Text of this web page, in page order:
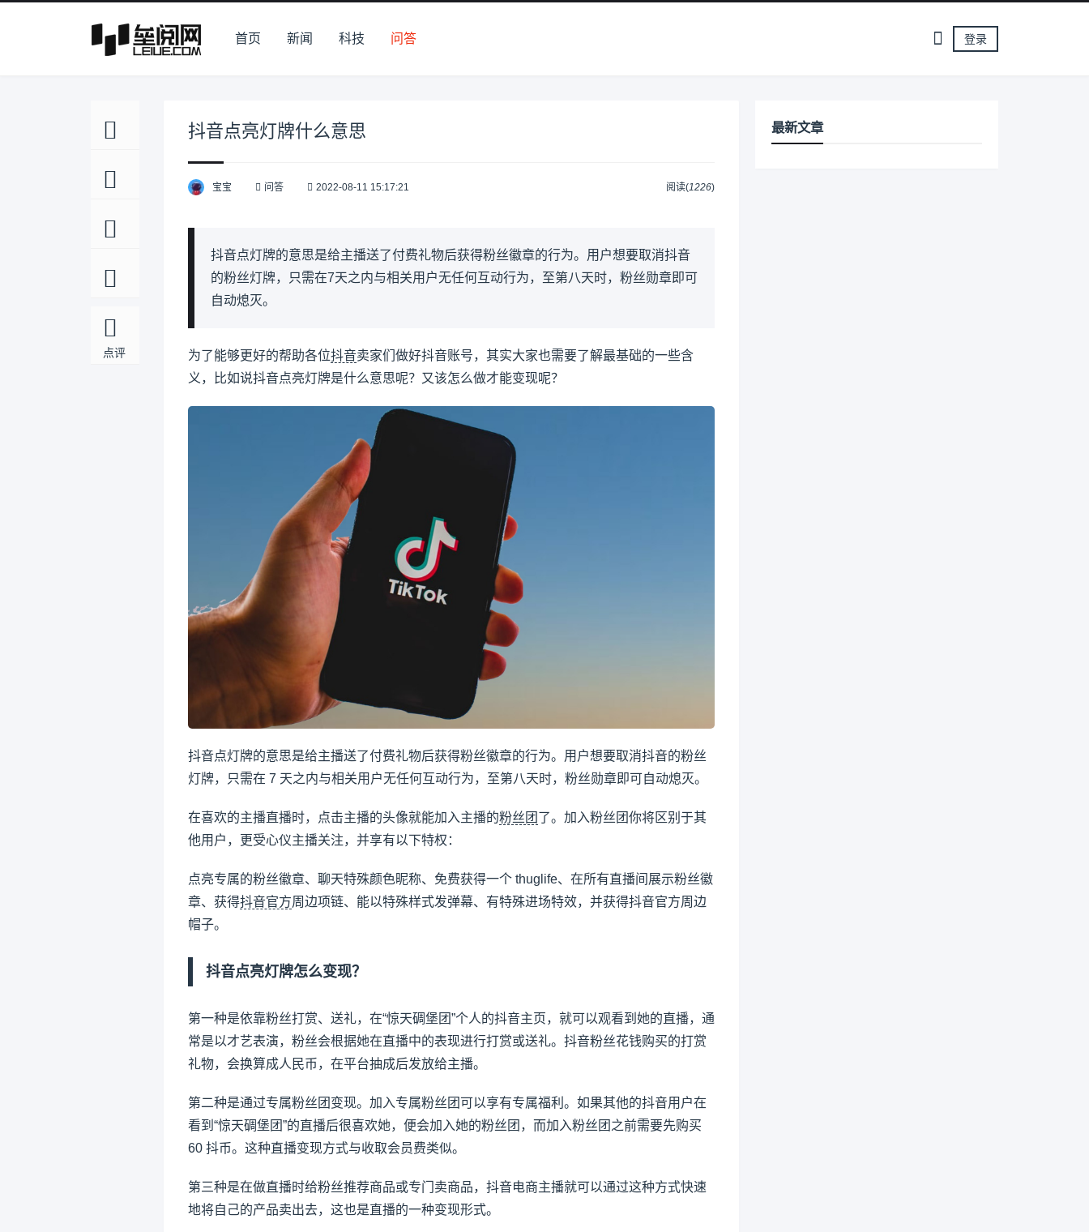
首页 新闻 科技 问答 登录
点评
抖音点亮灯牌什么意思
宝宝 问答 2022-08-11 15:17:21 阅读(1226)
抖音点灯牌的意思是给主播送了付费礼物后获得粉丝徽章的行为。用户想要取消抖音
的粉丝灯牌，只需在7天之内与相关用户无任何互动行为，至第八天时，粉丝勋章即可
自动熄灭。
为了能够更好的帮助各位抖音卖家们做好抖音账号，其实大家也需要了解最基础的一些含
义，比如说抖音点亮灯牌是什么意思呢？又该怎么做才能变现呢？
抖音点灯牌的意思是给主播送了付费礼物后获得粉丝徽章的行为。用户想要取消抖音的粉丝
灯牌，只需在 7 天之内与相关用户无任何互动行为，至第八天时，粉丝勋章即可自动熄灭。
在喜欢的主播直播时，点击主播的头像就能加入主播的粉丝团 了。加入粉丝团你将区别于其
他用户，更受心仪主播关注，并享有以下特权：
点亮专属的粉丝徽章、聊天特殊颜色昵称、免费获得一个 thuglife、在所有直播间展示粉丝徽
章、获得抖音官方周边项链、能以特殊样式发弹幕、有特殊进场特效，并获得抖音官方周边
帽子。
抖音点亮灯牌怎么变现？
第一种是依靠粉丝打赏、送礼，在“惊天碉堡团”个人的抖音主页，就可以观看到她的直播，通
常是以才艺表演，粉丝会根据她在直播中的表现进行打赏或送礼。抖音粉丝花钱购买的打赏
礼物，会换算成人民币，在平台抽成后发放给主播。
第二种是通过专属粉丝团变现。加入专属粉丝团可以享有专属福利。如果其他的抖音用户在
看到“惊天碉堡团”的直播后很喜欢她，便会加入她的粉丝团，而加入粉丝团之前需要先购买
60 抖币。这种直播变现方式与收取会员费类似。
第三种是在做直播时给粉丝推荐商品或专门卖商品，抖音电商主播就可以通过这种方式快速
地将自己的产品卖出去，这也是直播的一种变现形式。
最新文章